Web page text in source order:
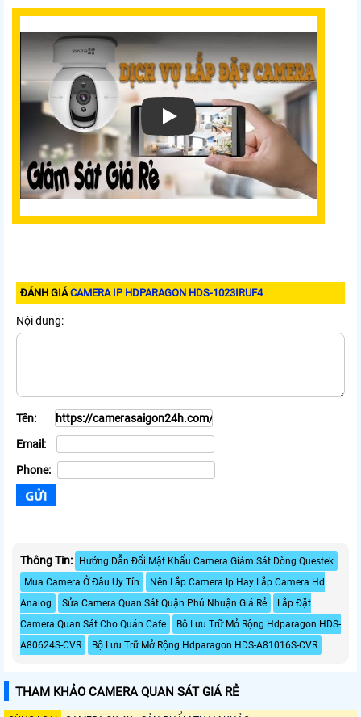
Xem video Camera IP HDparagon HDS-
ĐÁNH GIÁCAMERA IP HDPARAGON HDS-1023IRUF4
Nội dung:
Tên:
Email:
Phone:
Thông Tin:
Hướng Dẫn Đổi Mật Khẩu Camera Giám Sát Dòng Questek
Mua Camera Ở Đâu Uy Tín
Nên Lắp Camera Ip Hay Lắp Camera Hd
Analog
Sửa Camera Quan Sát Quận Phú Nhuận Giá Rẻ
Lắp Đặt
Camera Quan Sát Cho Quán Cafe
Bộ Lưu Trữ Mở Rộng Hdparagon HDS-
A80624S-CVR
Bộ Lưu Trữ Mở Rộng Hdparagon HDS-A81016S-CVR
THAM KHẢO CAMERA QUAN SÁT GIÁ RẺ